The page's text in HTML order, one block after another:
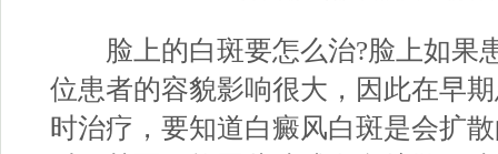
脸上的白斑要怎么治?脸上如果
位患者的容貌影响很大，因此在早
时治疗，要知道白癜风白斑是会扩